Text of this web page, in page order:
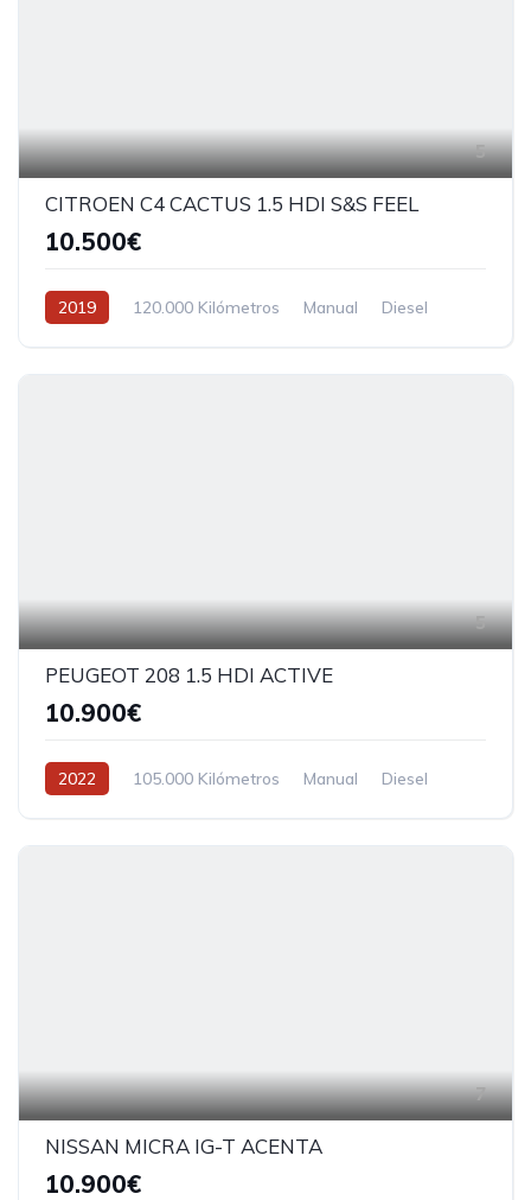
5
CITROEN C4 CACTUS 1.5 HDI S&S FEEL
10.500€
2019 120.000 Kilómetros Manual Diesel
5
PEUGEOT 208 1.5 HDI ACTIVE
10.900€
2022 105.000 Kilómetros Manual Diesel
7
NISSAN MICRA IG-T ACENTA
10.900€